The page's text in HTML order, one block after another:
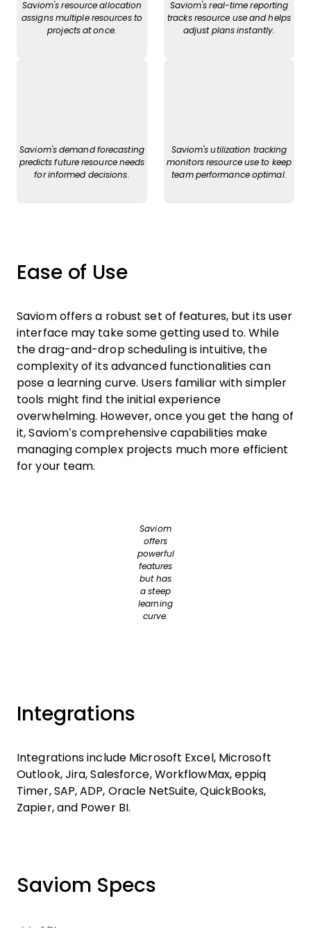
Saviom's resource allocation
assigns multiple resources to
projects at once.
Saviom's real-time reporting
tracks resource use and helps
adjust plans instantly.
Saviom's demand forecasting
predicts future resource needs
for informed decisions.
Saviom's utilization tracking
monitors resource use to keep
team performance optimal.
Ease of Use
Saviom offers a robust set of features, but its user
interface may take some getting used to. While
the drag-and-drop scheduling is intuitive, the
complexity of its advanced functionalities can
pose a learning curve. Users familiar with simpler
tools might find the initial experience
overwhelming. However, once you get the hang of
it, Saviom’s comprehensive capabilities make
managing complex projects much more efficient
for your team.
Saviom
offers
powerful
features
but has
a steep
learning
curve.
Integrations
Integrations include Microsoft Excel, Microsoft
Outlook, Jira, Salesforce, WorkflowMax, eppiq
Timer, SAP, ADP, Oracle NetSuite, QuickBooks,
Zapier, and Power BI.
Saviom Specs